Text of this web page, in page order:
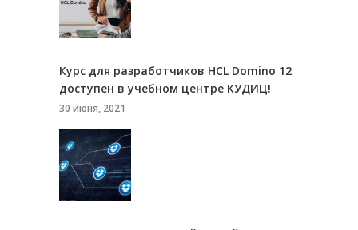
Курс для разработчиков HCL Domino 12
доступен в учебном центре КУДИЦ!
30 июня, 2021